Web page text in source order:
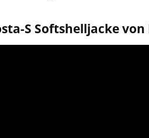
S Softshelljacke